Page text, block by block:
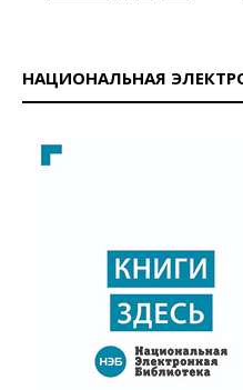
НАЦИОНАЛЬНАЯ